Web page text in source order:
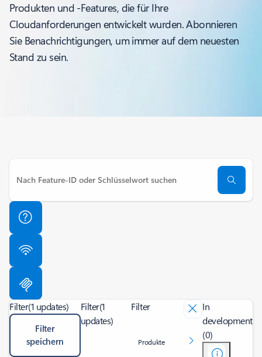
Produkten und -Features, die für Ihre
Cloudanforderungen entwickelt wurden. Abonnieren
Sie Benachrichtigungen, um immer auf dem neuesten
Stand zu sein.
Filter(1 updates)
Filter
speichern
Filter(1
updates)
Filter
Produkte
In
development
(0)